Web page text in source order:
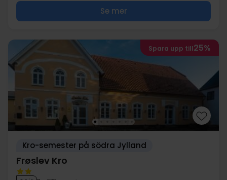
Se mer
Spara upp till25%
Kro-semester på södra Jylland
Frøslev Kro